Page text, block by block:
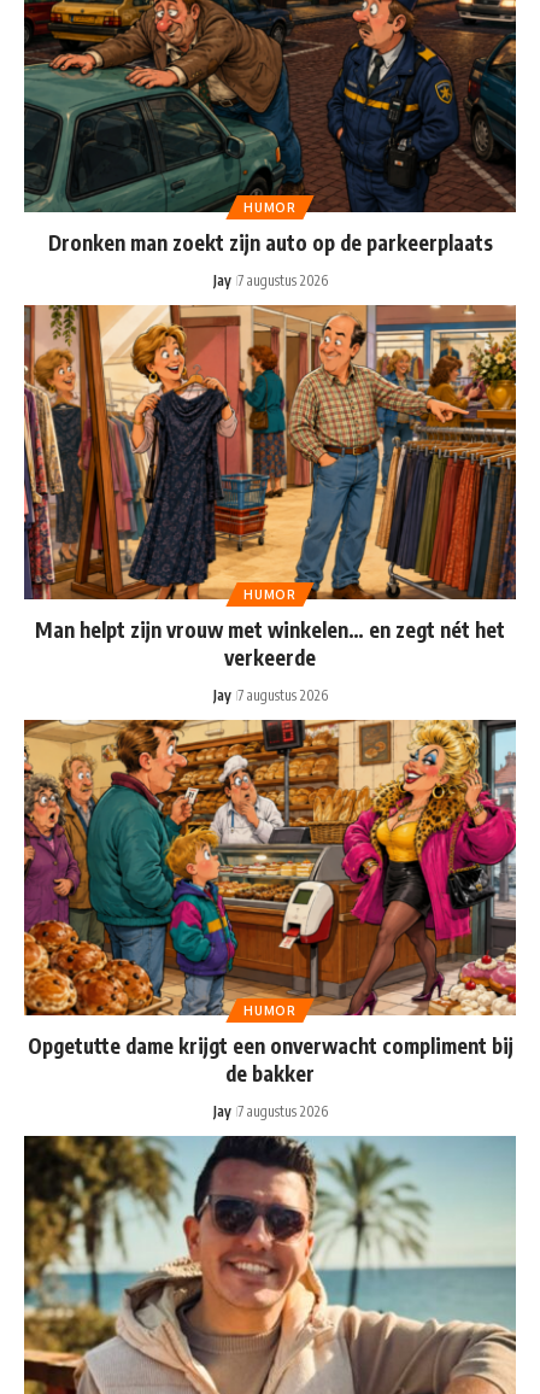
HUMOR
Dronken man zoekt zijn auto op de parkeerplaats
Jay 7 augustus 2026
HUMOR
Man helpt zijn vrouw met winkelen… en zegt nét het
verkeerde
Jay 7 augustus 2026
HUMOR
Opgetutte dame krijgt een onverwacht compliment bij
de bakker
Jay 7 augustus 2026